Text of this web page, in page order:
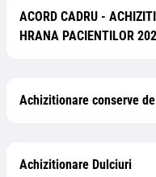
ACORD CADRU -
HRANA PACIENTILOR
Achizitionare conserve
Achizitionare Dulciuri